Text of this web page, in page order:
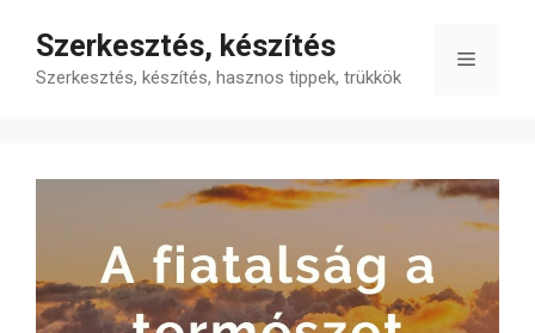
tartalomba
Szerkesztés, készítés
Szerkesztés, készítés, hasznos tippek, trükkök
Menü